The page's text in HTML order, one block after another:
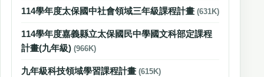
114學年度太保國中社會領域三年級課程計畫 (631K)
114學年度嘉義縣立太保國民中學國文科部定課程
計畫(九年級) (966K)
九年級科技領域學習課程計畫 (615K)